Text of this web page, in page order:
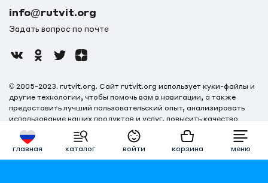
главная каталог войти корзина меню
info@rutvit.org
Задать вопрос по почте
© 2005-2023. rutvit.org. Сайт rutvit.org использует куки-файлы и
другие технологии, чтобы помочь вам в навигации, а также
предоставить лучший пользовательский опыт, анализировать
использование наших продуктов и услуг, повысить качество
рекламных и маркетинговых активностей. Если Вы не хотите,
чтобы Ваши пользовательские данные обрабатывались,
пожалуйста, ограничьте их использование в своём браузере.
Правила пользования Политика конфиденциальности Правила